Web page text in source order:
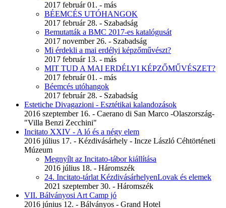
2017 február 01. - más
BÉEMCÉS UTÓHANGOK
2017 február 28. - Szabadság
Bemutatták a BMC 2017-es katalógusát
2017 november 26. - Szabadság
Mi érdekli a mai erdélyi képzőművészt?
2017 február 13. - más
MIT TUD A MAI ERDÉLYI KÉPZŐMŰVÉSZET?
2017 február 01. - más
Béemcés utóhangok
2017 február 28. - Szabadság
Estetiche Divagazioni - Esztétikai kalandozások
2016 szeptember 16. - Caerano di San Marco -Olaszország-
"Villa Benzi Zecchini"
Incitato XXIV - A ló és a négy elem
2016 július 17. - Kézdivásárhely - Incze László Céhtörténeti
Múzeum
Megnyílt az Incitato-tábor kiállítása
2016 július 18. - Háromszék
24. Incitato-tárlat KézdivásárhelyenLovak és elemek
2021 szeptember 30. - Háromszék
VII. Bálványosi Art Camp jó
2016 június 12. - Bálványos - Grand Hotel